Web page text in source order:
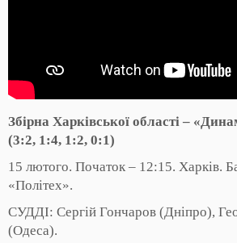
Збірна Харківської області –
(3:2, 1:4, 1:2, 0:1)
15 лютого. Початок – 12:15. Харків.
«Політех».
СУДДІ: Сергій Гончаров (Дніпро),
(Одеса).